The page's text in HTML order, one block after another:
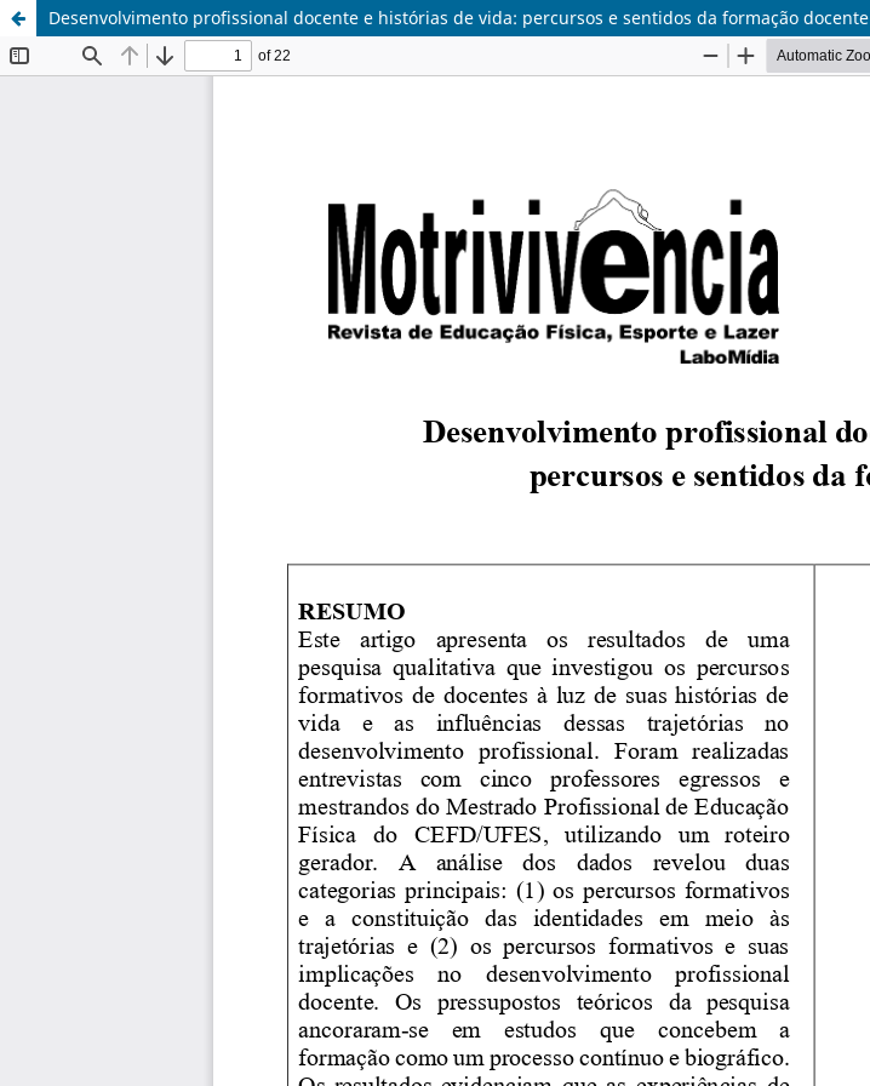
Desenvolvimento profissional docente e histórias de vida: percursos e sentidos da formação docente